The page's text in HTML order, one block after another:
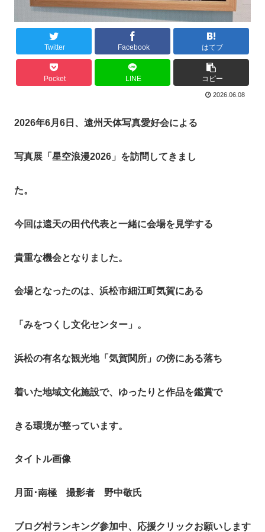
Twitter Facebook はてブ
Pocket LINE コピー
2026.06.08
2026年6月6日、遠州天体写真愛好会による
写真展「星空浪漫2026」を訪問してきまし
た。
今回は遠天の田代代表と一緒に会場を見学する
貴重な機会となりました。
会場となったのは、浜松市細江町気賀にある
「みをつくし文化センター」。
浜松の有名な観光地「気賀関所」の傍にある落ち
着いた地域文化施設で、ゆったりと作品を鑑賞で
きる環境が整っています。
タイトル画像
月面･南極 撮影者 野中敬氏
ブログ村ランキング参加中、応援クリックお願いします